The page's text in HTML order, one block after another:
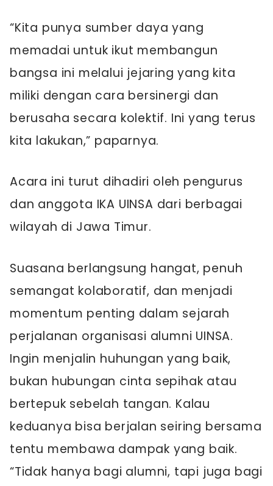
“Kita punya sumber daya yang
memadai untuk ikut membangun
bangsa ini melalui jejaring yang kita
miliki dengan cara bersinergi dan
berusaha secara kolektif. Ini yang terus
kita lakukan,” paparnya.
Acara ini turut dihadiri oleh pengurus
dan anggota IKA UINSA dari berbagai
wilayah di Jawa Timur.
Suasana berlangsung hangat, penuh
semangat kolaboratif, dan menjadi
momentum penting dalam sejarah
perjalanan organisasi alumni UINSA.
Ingin menjalin huhungan yang baik,
bukan hubungan cinta sepihak atau
bertepuk sebelah tangan. Kalau
keduanya bisa berjalan seiring bersama
tentu membawa dampak yang baik.
“Tidak hanya bagi alumni, tapi juga bagi